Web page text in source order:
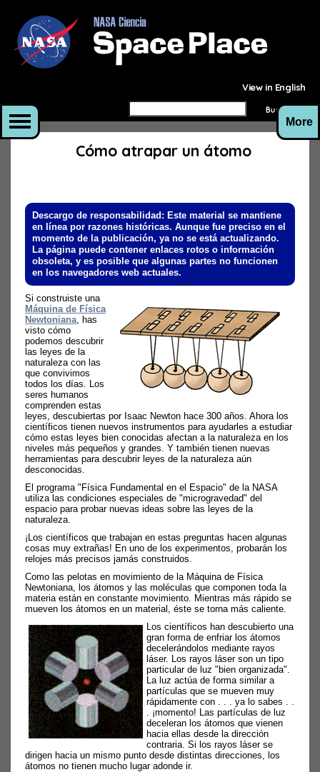
View in English
Cómo atrapar un átomo
Descargo de responsabilidad: Este material se mantiene
en línea por razones históricas. Aunque fue preciso en el
momento de la publicación, ya no se está actualizando.
La página puede contener enlaces rotos o información
obsoleta, y es posible que algunas partes no funcionen
en los navegadores web actuales.
Si construiste una
Máquina de Física
Newtoniana, has
visto cómo
podemos descubrir
las leyes de la
naturaleza con las
que convivimos
todos los días. Los
seres humanos
comprenden estas
leyes, descubiertas por Isaac Newton hace 300 años. Ahora los
científicos tienen nuevos instrumentos para ayudarles a estudiar
cómo estas leyes bien conocidas afectan a la naturaleza en los
niveles más pequeños y grandes. Y también tienen nuevas
herramientas para descubrir leyes de la naturaleza aún
desconocidas.
El programa "Física Fundamental en el Espacio" de la NASA
utiliza las condiciones especiales de "microgravedad" del
espacio para probar nuevas ideas sobre las leyes de la
naturaleza.
¡Los científicos que trabajan en estas preguntas hacen algunas
cosas muy extrañas! En uno de los experimentos, probarán los
relojes más precisos jamás construidos.
Como las pelotas en movimiento de la Máquina de Física
Newtoniana, los átomos y las moléculas que componen toda la
materia están en constante movimiento. Mientras más rápido se
mueven los átomos en un material, éste se torna más caliente.
Los científicos han descubierto una
gran forma de enfriar los átomos
decelerándolos mediante rayos
láser. Los rayos láser son un tipo
particular de luz "bien organizada".
La luz actúa de forma similar a
partículas que se mueven muy
rápidamente con . . . ya lo sabes . .
. ¡momento! Las partículas de luz
deceleran los átomos que vienen
hacia ellas desde la dirección
contraria. Si los rayos láser se
dirigen hacia un mismo punto desde distintas direcciones, los
átomos no tienen mucho lugar adonde ir.
More